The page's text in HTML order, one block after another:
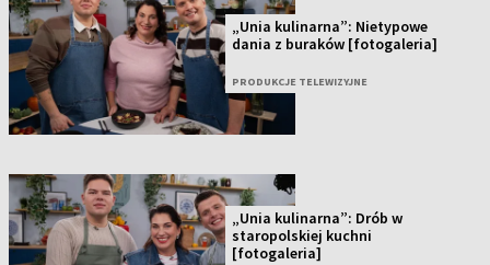
„Unia kulinarna”: Nietypowe
dania z buraków [fotogaleria]
PRODUKCJE TELEWIZYJNE
„Unia kulinarna”: Drób w
staropolskiej kuchni
[fotogaleria]